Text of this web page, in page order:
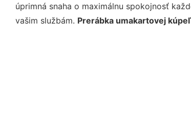
úprimná snaha o maximálnu spokojnosť
vašim službám. Prerábka umakartovej